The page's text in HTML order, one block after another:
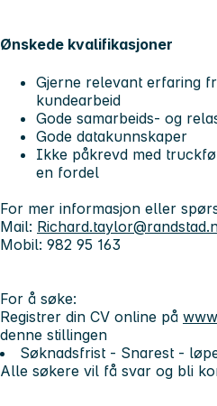
Ønskede kvalifikasjoner
Gjerne relevant erfaring
kundearbeid
Gode samarbeids- og
Gode datakunnskaper
Ikke påkrevd med
en fordel
For mer informasjon eller
Mail:
Mobil: 982 95 163
For å søke:
Registrer din CV online på
denne stillingen
Søknadsfrist - Snarest -
Alle søkere vil få svar og bli